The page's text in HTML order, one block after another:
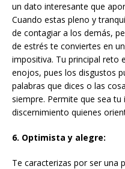
un dato interesante que
Cuando estas pleno y
de contagiar a los demás,
de estrés te conviertes en
impositiva. Tu principal reto
enojos, pues los disgustos
palabras que dices o las
siempre. Permite que sea tu
discernimiento quienes
6. Optimista y alegre:
Te caracterizas por ser una